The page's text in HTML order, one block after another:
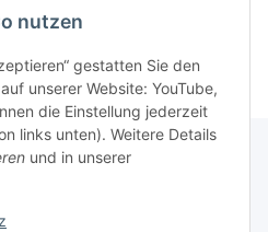
nutzen
gestatten Sie den
unserer Website: YouTube,
die Einstellung jederzeit
links unten). Weitere Details
und in unserer
geladen ...